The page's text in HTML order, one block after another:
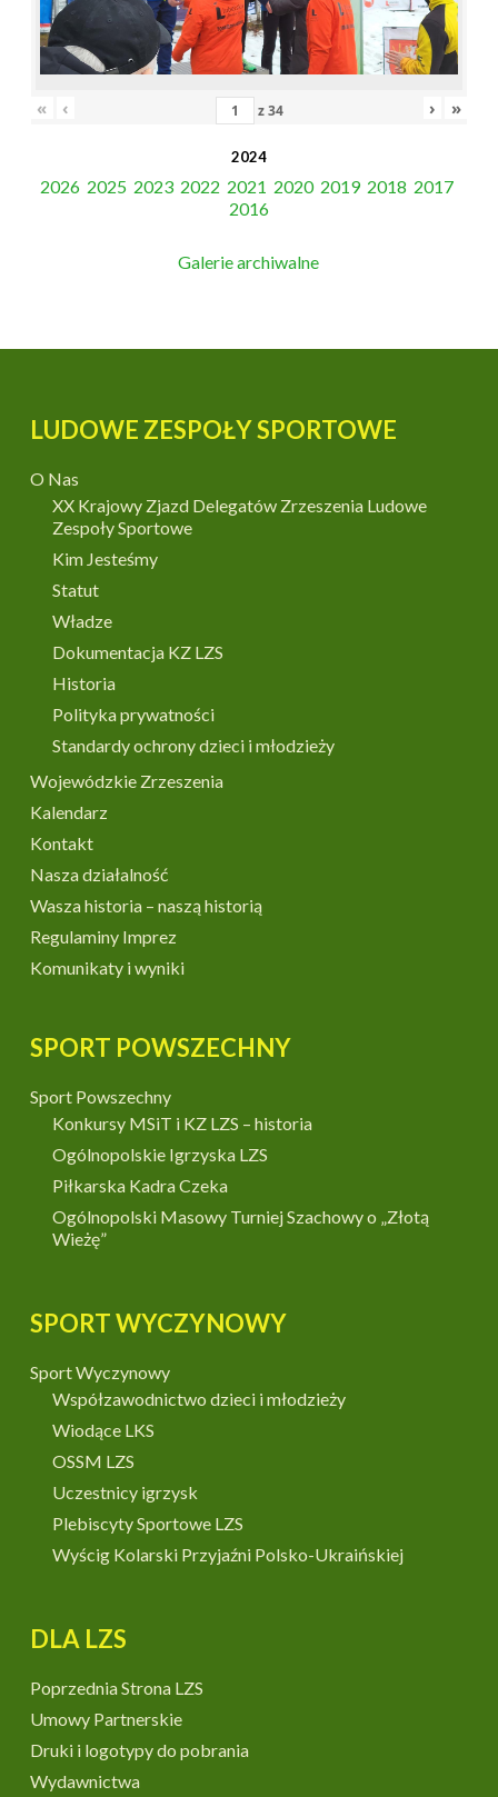
« ‹ z34 › »
2024
2026 2025 2023 2022 2021 2020 2019 2018 2017
2016
Galerie archiwalne
LUDOWE ZESPOŁY SPORTOWE
O Nas
XX Krajowy Zjazd Delegatów Zrzeszenia Ludowe
Zespoły Sportowe
Kim Jesteśmy
Statut
Władze
Dokumentacja KZ LZS
Historia
Polityka prywatności
Standardy ochrony dzieci i młodzieży
Wojewódzkie Zrzeszenia
Kalendarz
Kontakt
Nasza działalność
Wasza historia – naszą historią
Regulaminy Imprez
Komunikaty i wyniki
SPORT POWSZECHNY
Sport Powszechny
Konkursy MSiT i KZ LZS – historia
Ogólnopolskie Igrzyska LZS
Piłkarska Kadra Czeka
Ogólnopolski Masowy Turniej Szachowy o „Złotą
Wieżę”
SPORT WYCZYNOWY
Sport Wyczynowy
Współzawodnictwo dzieci i młodzieży
Wiodące LKS
OSSM LZS
Uczestnicy igrzysk
Plebiscyty Sportowe LZS
Wyścig Kolarski Przyjaźni Polsko-Ukraińskiej
DLA LZS
Poprzednia Strona LZS
Umowy Partnerskie
Druki i logotypy do pobrania
Wydawnictwa